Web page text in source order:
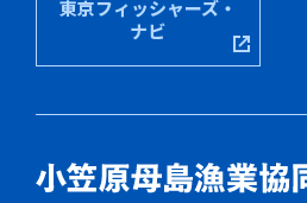
東京フィッシャーズ・
ナビ